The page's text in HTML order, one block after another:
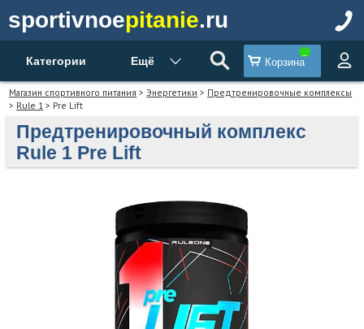
sportivnoepitanie.ru
Категории Ещё Корзина
Магазин спортивного питания >Энергетики > Предтренировочные комплексы
> Rule 1 > Pre Lift
Предтренировочный комплекс
Rule 1 Pre Lift